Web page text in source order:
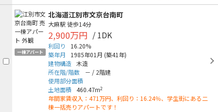
一棟アパート
北海道江別市文京台南町
大麻駅 徒歩14分
2,900万円 / 1DK
利回り
16.20%
築年月
1985年01月 (築41年)
建物構造 木造
所在階/階数
－ / 2階建
使用部分面積
土地面積
460.47m2
年間家賃収入：471万円、利回り：16.24％、学生街にある二
棟一括売りアパートです！